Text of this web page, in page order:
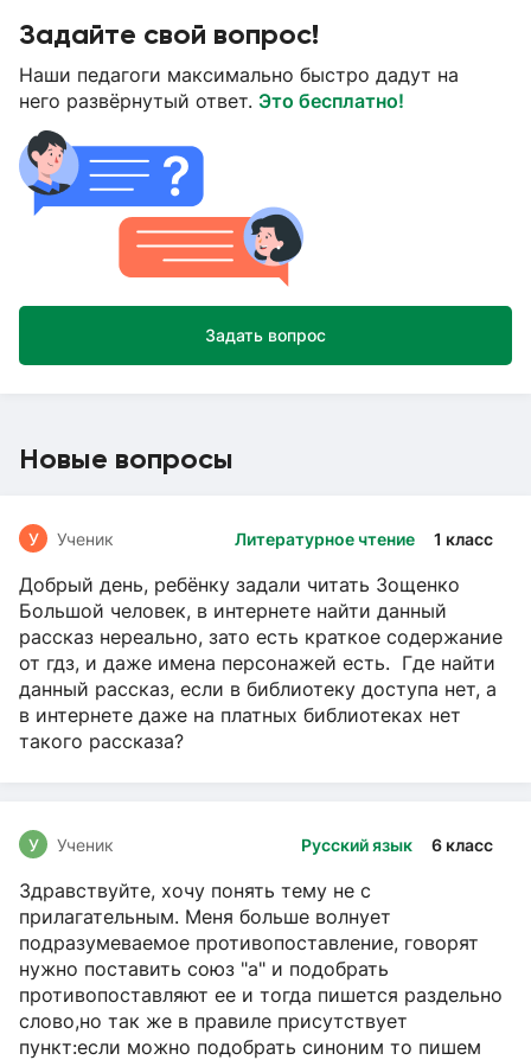
Задайте свой вопрос!
Наши педагоги максимально быстро дадут на
него развёрнутый ответ. Это бесплатно!
Задать вопрос
Новые вопросы
Литературное чтение 1 класс
У Ученик
Добрый день, ребёнку задали читать Зощенко
Большой человек, в интернете найти данный
рассказ нереально, зато есть краткое содержание
от гдз, и даже имена персонажей есть. Где найти
данный рассказ, если в библиотеку доступа нет, а
в интернете даже на платных библиотеках нет
такого рассказа?
Русский язык 6 класс
У Ученик
Здравствуйте, хочу понять тему не с
прилагательным. Меня больше волнует
подразумеваемое противопоставление, говорят
нужно поставить союз "а" и подобрать
противопоставляют ее и тогда пишется раздельно
слово,но так же в правиле присутствует
пункт:если можно подобрать синоним то пишем